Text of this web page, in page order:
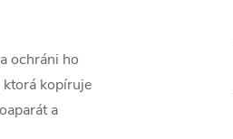
ochráni ho
ktorá kopíruje
a